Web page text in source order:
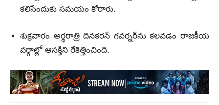
కలిసేందుకు సమయం కోరారు.
శుక్రవారం అర్ధరాత్రి దినకరన్ గవర్నర్‌ను కలవడం రాజకీయ
వర్గాల్లో ఆసక్తిని రేకెత్తించింది.